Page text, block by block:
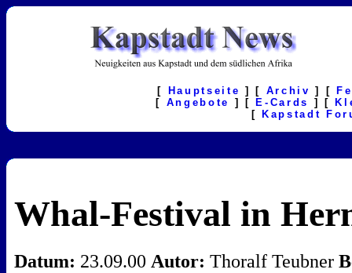
[ Hauptseite ] [ Archiv ] [
[ Angebote ] [ E-Cards ] [
[
Kapstadt
Whal-Festival in
Datum: 23.09.00 Autor: Thoralf Teubner